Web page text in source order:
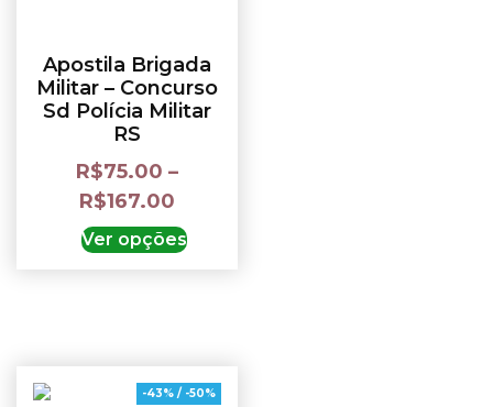
Apostila Brigada
Militar – Concurso
Sd Polícia Militar
RS
R$75.00 –
R$167.00
Ver opções
-43% / -50%